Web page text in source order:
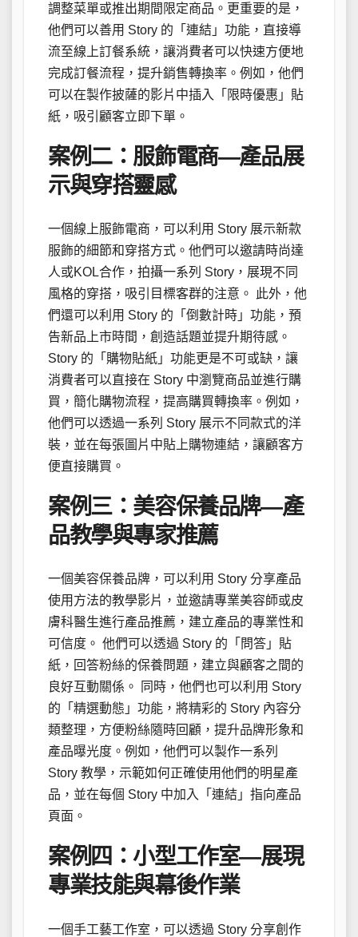
調整菜單或推出期間限定商品。更重要的是，
他們可以善用 Story 的「連結」功能，直接導
流至線上訂餐系統，讓消費者可以快速方便地
完成訂餐流程，提升銷售轉換率。例如，他們
可以在製作披薩的影片中插入「限時優惠」貼
紙，吸引顧客立即下單。
案例二：服飾電商—產品展
示與穿搭靈感
一個線上服飾電商，可以利用 Story 展示新款
服飾的細節和穿搭方式。他們可以邀請時尚達
人或KOL合作，拍攝一系列 Story，展現不同
風格的穿搭，吸引目標客群的注意。 此外，他
們還可以利用 Story 的「倒數計時」功能，預
告新品上市時間，創造話題並提升期待感。
Story 的「購物貼紙」功能更是不可或缺，讓
消費者可以直接在 Story 中瀏覽商品並進行購
買，簡化購物流程，提高購買轉換率。例如，
他們可以透過一系列 Story 展示不同款式的洋
裝，並在每張圖片中貼上購物連結，讓顧客方
便直接購買。
案例三：美容保養品牌—產
品教學與專家推薦
一個美容保養品牌，可以利用 Story 分享產品
使用方法的教學影片，並邀請專業美容師或皮
膚科醫生進行產品推薦，建立產品的專業性和
可信度。 他們可以透過 Story 的「問答」貼
紙，回答粉絲的保養問題，建立與顧客之間的
良好互動關係。 同時，他們也可以利用 Story
的「精選動態」功能，將精彩的 Story 內容分
類整理，方便粉絲隨時回顧，提升品牌形象和
產品曝光度。例如，他們可以製作一系列
Story 教學，示範如何正確使用他們的明星產
品，並在每個 Story 中加入「連結」指向產品
頁面。
案例四：小型工作室—展現
專業技能與幕後作業
一個手工藝工作室，可以透過 Story 分享創作